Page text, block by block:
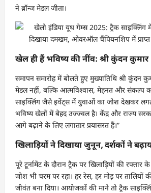
ने ब्रॉन्ज मेडल जीता।
खेल ही हैं भविष्य की नींव: श्री कुंदन कुमार
समापन समारोह में बोलते हुए मुख्यातिथि श्री कुंदन
मेडल नहीं, बल्कि आत्मविश्वास, मेहनत और संकल्प का
साइक्लिंग जैसे इवेंट्स में युवाओं का जोश देखकर
भविष्य खेलों में बेहद उज्ज्वल है। केंद्र और राज्य
आगे बढ़ाने के लिए लगातार प्रयासरत हैं।”
खिलाड़ियों ने दिखाया जुनून, दर्शकों ने
पूरे टूर्नामेंट के दौरान ट्रैक पर खिलाड़ियों की रफ्तार
जोश भी चरम पर रहा। हर रेस, हर मोड़ पर
जीवंत बना दिया। आयोजकों की माने तो ट्रैक